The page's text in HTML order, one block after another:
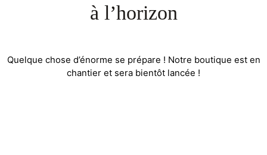
à l’horizon
Quelque chose d’énorme se prépare ! Notre boutique est en
chantier et sera bientôt lancée !